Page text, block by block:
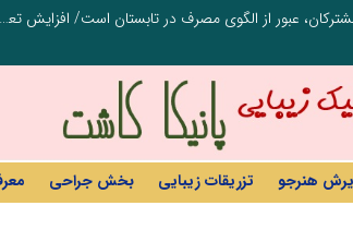
عامل افزایش قبوض برخی مشترکان، عبور از الگوی مصرف در تابستان است/ افزایش تعرفه نداشتیم
هنرجو تزریقات زیبایی بخش جراحی